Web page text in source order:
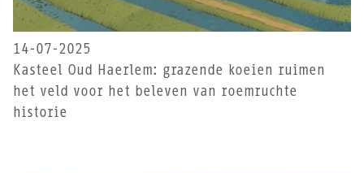
14-07-2025
Kasteel Oud Haerlem: grazende koeien ruimen
het veld voor het beleven van roemruchte
historie